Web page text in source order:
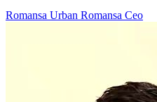
Romansa Urban Romansa Ceo